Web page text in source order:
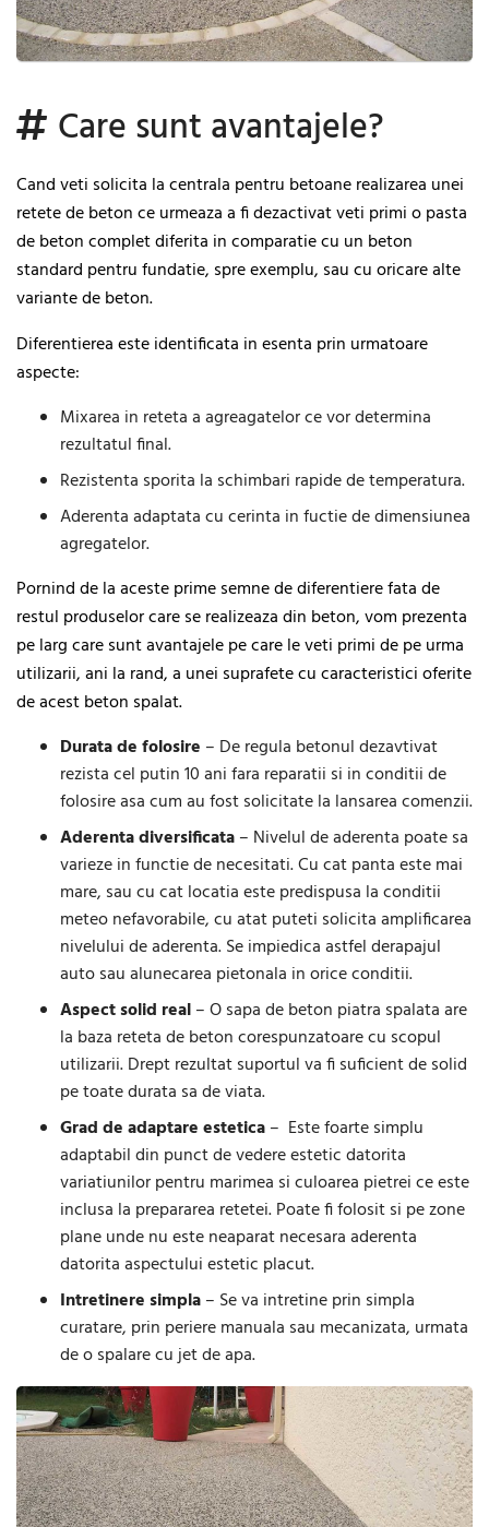
Care sunt avantajele?
Cand veti solicita la centrala pentru betoane realizarea unei
retete de beton ce urmeaza a fi dezactivat veti primi o pasta
de beton complet diferita in comparatie cu un beton
standard pentru fundatie, spre exemplu, sau cu oricare alte
variante de beton.
Diferentierea este identificata in esenta prin urmatoare
aspecte:
Mixarea in reteta a agreagatelor ce vor determina
rezultatul final.
Rezistenta sporita la schimbari rapide de temperatura.
Aderenta adaptata cu cerinta in fuctie de dimensiunea
agregatelor.
Pornind de la aceste prime semne de diferentiere fata de
restul produselor care se realizeaza din beton, vom prezenta
pe larg care sunt avantajele pe care le veti primi de pe urma
utilizarii, ani la rand, a unei suprafete cu caracteristici oferite
de acest beton spalat.
Durata de folosire – De regula betonul dezavtivat
rezista cel putin 10 ani fara reparatii si in conditii de
folosire asa cum au fost solicitate la lansarea comenzii.
Aderenta diversificata– Nivelul de aderenta poate sa
varieze in functie de necesitati. Cu cat panta este mai
mare, sau cu cat locatia este predispusa la conditii
meteo nefavorabile, cu atat puteti solicita amplificarea
nivelului de aderenta. Se impiedica astfel derapajul
auto sau alunecarea pietonala in orice conditii.
Aspect solid real– O sapa de beton piatra spalata are
la baza reteta de beton corespunzatoare cu scopul
utilizarii. Drept rezultat suportul va fi suficient de solid
pe toate durata sa de viata.
Grad de adaptare estetica– Este foarte simplu
adaptabil din punct de vedere estetic datorita
variatiunilor pentru marimea si culoarea pietrei ce este
inclusa la prepararea retetei. Poate fi folosit si pe zone
plane unde nu este neaparat necesara aderenta
datorita aspectului estetic placut.
Intretinere simpla– Se va intretine prin simpla
curatare, prin periere manuala sau mecanizata, urmata
de o spalare cu jet de apa.